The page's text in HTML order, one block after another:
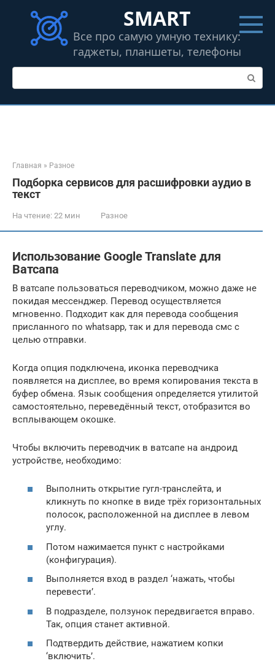
контенту
SMART
Все про самую умную технику:
гаджеты, планшеты, телефоны
Поиск:
Главная » Разное
Подборка сервисов для расшифровки аудио в
текст
На чтение: 22 мин Разное
Использование Google Translate для
Ватсапа
В ватсапе пользоваться переводчиком, можно даже не
покидая мессенджер. Перевод осуществляется
мгновенно. Подходит как для перевода сообщения
присланного по whatsapp, так и для перевода смс с
целью отправки.
Когда опция подключена, иконка переводчика
появляется на дисплее, во время копирования текста в
буфер обмена. Язык сообщения определяется утилитой
самостоятельно, переведённый текст, отобразится во
всплывающем окошке.
Чтобы включить переводчик в ватсапе на андроид
устройстве, необходимо:
Выполнить открытие гугл-транслейта, и
кликнуть по кнопке в виде трёх горизонтальных
полосок, расположенной на дисплее в левом
углу.
Потом нажимается пункт с настройками
(конфигурация).
Выполняется вход в раздел ‘нажать, чтобы
перевести’.
В подразделе, ползунок передвигается вправо.
Так, опция станет активной.
Подтвердить действие, нажатием копки
‘включить’.